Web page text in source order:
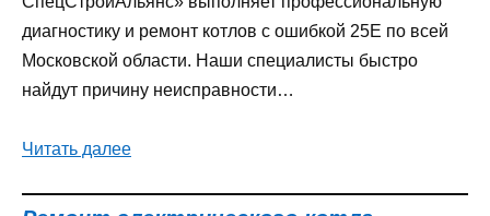
диагностику и ремонт котлов с ошибкой 25E по всей
Московской области. Наши специалисты быстро
найдут причину неисправности…
Читать далее